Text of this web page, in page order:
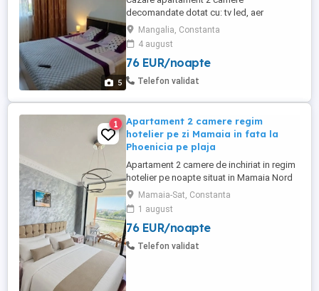
5
decomandate dotat cu: tv led, aer
condiționat, frigider, mașină de spălat,
espressor, bucătărie. Locația se află la
400 m. de plajă(7min. mers pe jos), în
spatele Complexului Amfiteatru. Vă
așteptăm!
Mangalia, Constanta
4 august
76 EUR/noapte
Telefon validat
1
Apartament 2 camere regim
hotelier pe zi Mamaia in fata la
Phoenicia pe plaja
Apartament 2 camere de inchiriat in regim
hotelier pe noapte situat in Mamaia Nord
in fata complexului Phoenicia, linia 1 de la
mare, chiar pe plaja, in complexul Roca
Residence, cea mai buna locatie din
Mamaia, apartamente chiar pe plaja, cu
vedere si la mare, terasa, cu acces direct
Mamaia-Sat, Constanta
1 august
76 EUR/noapte
Telefon validat